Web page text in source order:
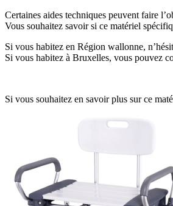
Certaines aides techniques peuvent faire
Vous souhaitez savoir si ce matériel
Si vous habitez en Région wallonne,
Si vous habitez à Bruxelles, vous pouvez
Si vous souhaitez en savoir plus sur ce